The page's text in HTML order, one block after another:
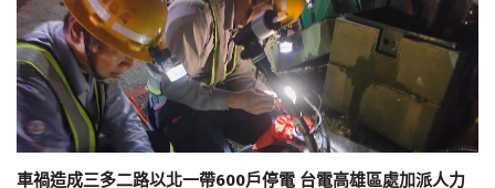
車禍造成三多二路以北一帶600戶停電 台電高雄區處加派人力